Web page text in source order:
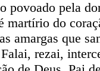
povoado pela
martírio do
amargas que
rezai,